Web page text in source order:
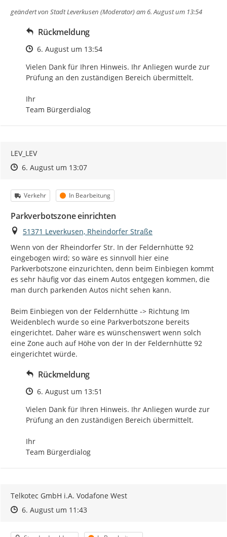
geändert von Stadt Leverkusen (Moderator)am 6. August um 13:54
Rückmeldung
Zeitpunkt des Erstellens
6. August um 13:54
Vielen Dank für Ihren Hinweis. Ihr Anliegen wurde zur
Prüfung an den zuständigen Bereich übermittelt.
Ihr
Team Bürgerdialog
LEV_LEV
Zeitpunkt des Erstellens
Zeitpunkt des Erstellens
6. August um 13:07Zur Äußerung
Kategorie
Verkehr Status
In Bearbeitung
Parkverbotszone einrichten
Ort
51371 Leverkusen, Rheindorfer Straße
Wenn von der Rheindorfer Str. In der Feldernhütte 92
eingebogen wird; so wäre es sinnvoll hier eine
Parkverbotszone einzurichten, denn beim Einbiegen kommt
es sehr häufig vor das einem Autos entgegen kommen, die
man durch parkenden Autos nicht sehen kann.
Beim Einbiegen von der Feldernhütte -> Richtung Im
Weidenblech wurde so eine Parkverbotszone bereits
eingerichtet. Daher wäre es wünschenswert wenn solch
eine Zone auch auf Höhe von der In der Feldernhütte 92
eingerichtet würde.
Rückmeldung
Zeitpunkt des Erstellens
6. August um 13:51
Vielen Dank für Ihren Hinweis. Ihr Anliegen wurde zur
Prüfung an den zuständigen Bereich übermittelt.
Ihr
Team Bürgerdialog
Telkotec GmbH i.A. Vodafone West
Zeitpunkt des Erstellens
Zeitpunkt des Erstellens
6. August um 11:43Zur Äußerung